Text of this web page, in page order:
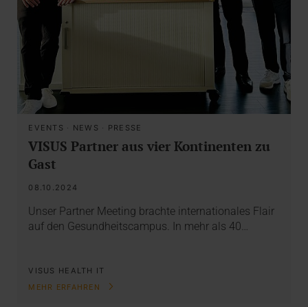
EVENTS · NEWS · PRESSE
VISUS Partner aus vier Kontinenten zu
Gast
08.10.2024
Unser Partner Meeting brachte internationales Flair
auf den Gesundheitscampus. In mehr als 40…
VISUS HEALTH IT
MEHR ERFAHREN